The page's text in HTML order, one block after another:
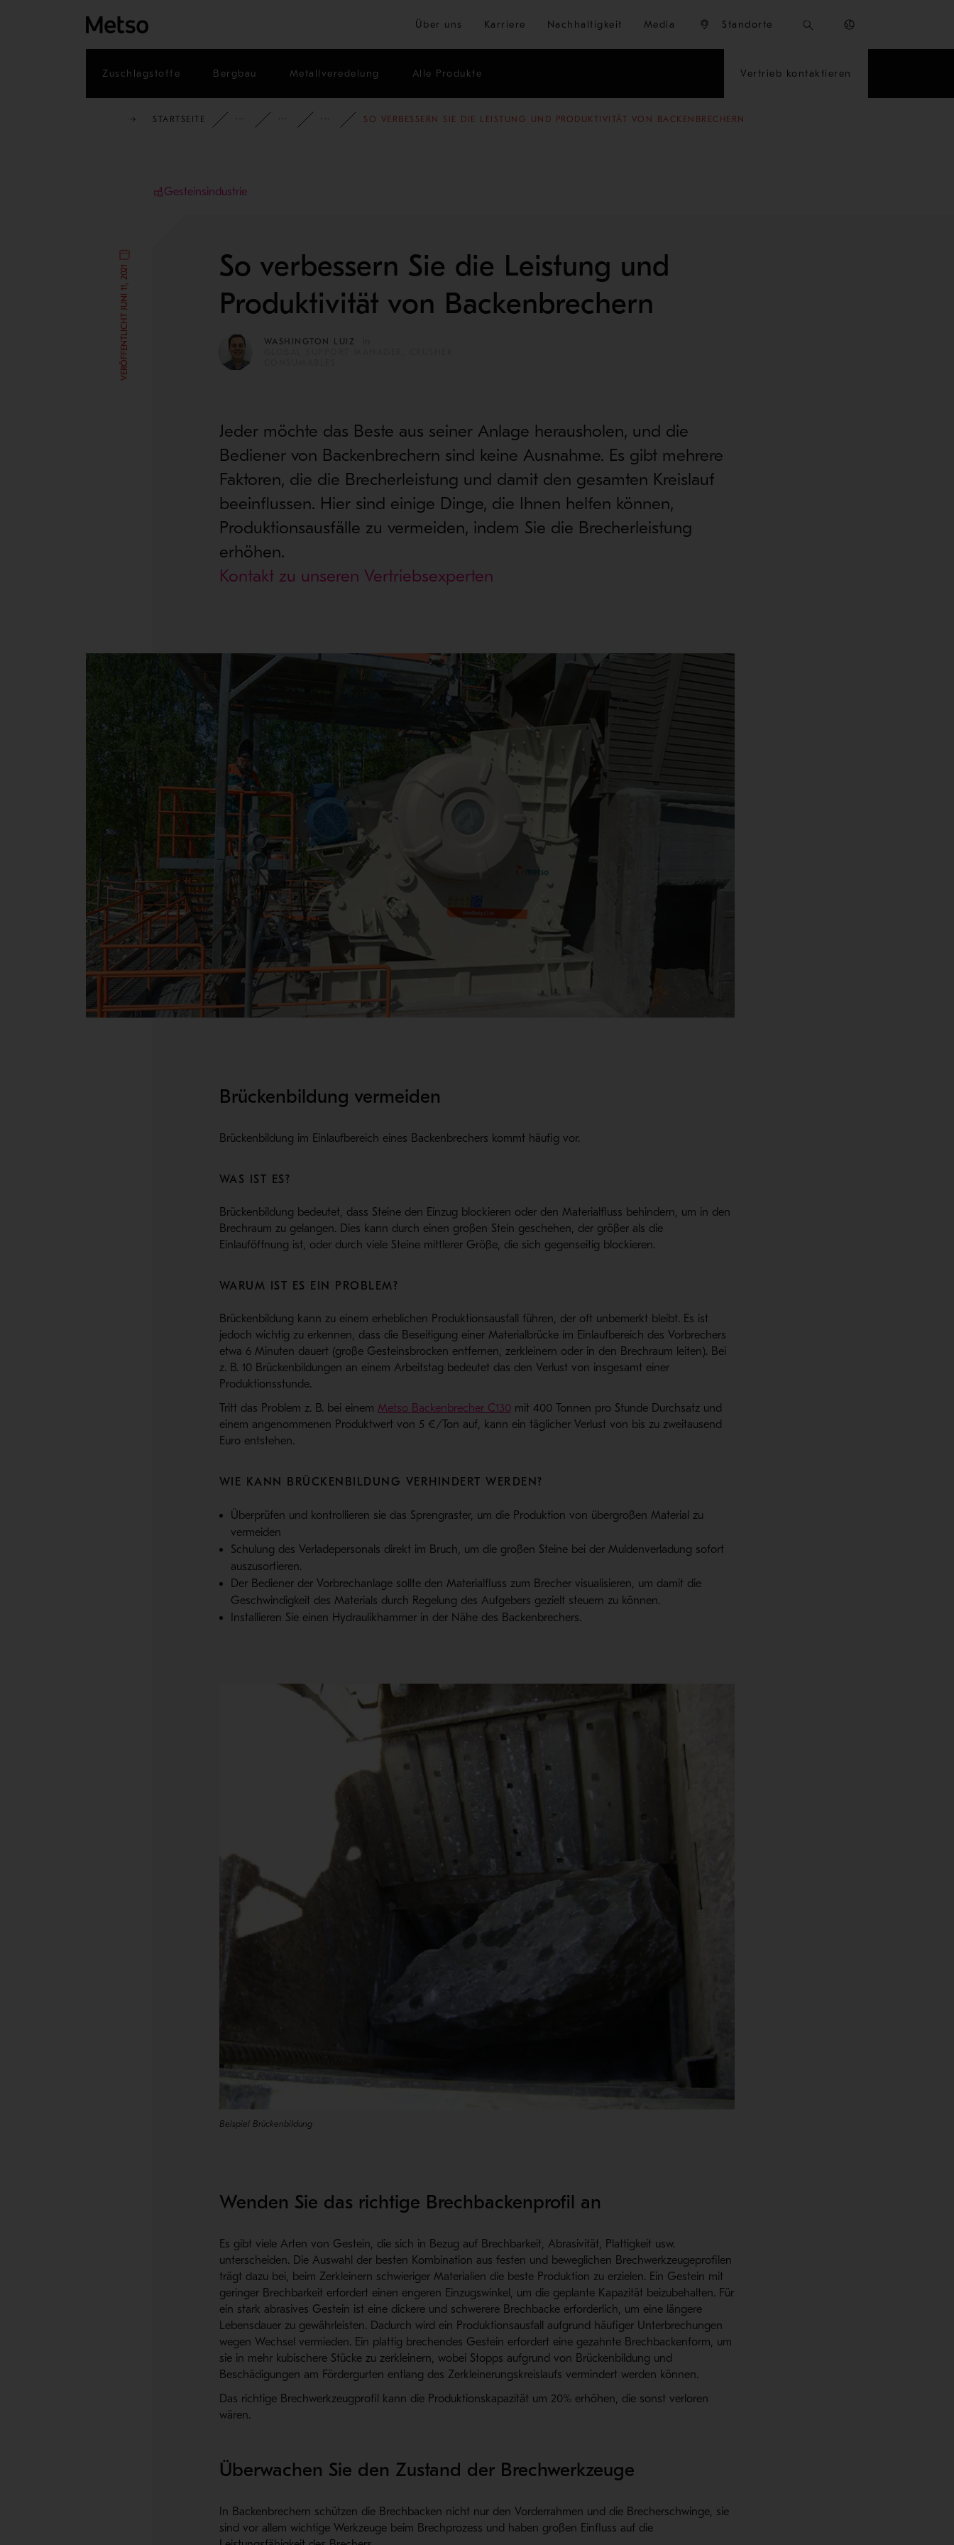
Zum Hauptinhalt springen
Über uns Karriere Nachhaltigkeit Media Standorte
Zuschlagstoffe Bergbau Metallveredelung Alle Produkte Vertrieb kontaktieren
STARTSEITE EINSICHTENBLOG BLOG - GESTEINSINDUSTRIE
SO VERBESSERN SIE DIE LEISTUNG UND PRODUKTIVITÄT VON BACKENBRECHERN
Gesteinsindustrie
VERÖFFENTLICHT JUNI 11, 2021
So verbessern Sie die Leistung und
Produktivität von Backenbrechern
WASHINGTON LUIZ
Jeder möchte das Beste aus seiner Anlage herausholen, und die
Bediener von Backenbrechern sind keine Ausnahme. Es gibt mehrere
Faktoren, die die Brecherleistung und damit den gesamten Kreislauf
beeinflussen. Hier sind einige Dinge, die Ihnen helfen können,
Produktionsausfälle zu vermeiden, indem Sie die Brecherleistung
erhöhen.
Kontakt zu unseren Vertriebsexperten
Brückenbildung vermeiden
Brückenbildung im Einlaufbereich eines Backenbrechers kommt häufig vor.
WAS IST ES?
Brückenbildung bedeutet, dass Steine den Einzug blockieren oder den Materialfluss behindern, um in den
Brechraum zu gelangen. Dies kann durch einen großen Stein geschehen, der größer als die
Einlauföffnung ist, oder durch viele Steine mittlerer Größe, die sich gegenseitig blockieren.
WARUM IST ES EIN PROBLEM?
Brückenbildung kann zu einem erheblichen Produktionsausfall führen, der oft unbemerkt bleibt. Es ist
jedoch wichtig zu erkennen, dass die Beseitigung einer Materialbrücke im Einlaufbereich des Vorbrechers
etwa 6 Minuten dauert (große Gesteinsbrocken entfernen, zerkleinern oder in den Brechraum leiten). Bei
z. B. 10 Brückenbildungen an einem Arbeitstag bedeutet das den Verlust von insgesamt einer
Produktionsstunde.
Tritt das Problem z. B. bei einem Metso Backenbrecher C130 mit 400 Tonnen pro Stunde Durchsatz und
einem angenommenen Produktwert von 5 €/Ton auf, kann ein täglicher Verlust von bis zu zweitausend
Euro entstehen.
WIE KANN BRÜCKENBILDUNG VERHINDERT WERDEN?
Überprüfen und kontrollieren sie das Sprengraster, um die Produktion von übergroßen Material zu
vermeiden
Schulung des Verladepersonals direkt im Bruch, um die großen Steine bei der Muldenverladung sofort
auszusortieren.
Der Bediener der Vorbrechanlage sollte den Materialfluss zum Brecher visualisieren, um damit die
Geschwindigkeit des Materials durch Regelung des Aufgebers gezielt steuern zu können.
Installieren Sie einen Hydraulikhammer in der Nähe des Backenbrechers.
Beispiel Brückenbildung
Wenden Sie das richtige Brechbackenprofil an
Es gibt viele Arten von Gestein, die sich in Bezug auf Brechbarkeit, Abrasivität, Plattigkeit usw.
unterscheiden. Die Auswahl der besten Kombination aus festen und beweglichen Brechwerkzeugeprofilen
trägt dazu bei, beim Zerkleinern schwieriger Materialien die beste Produktion zu erzielen. Ein Gestein mit
geringer Brechbarkeit erfordert einen engeren Einzugswinkel, um die geplante Kapazität beizubehalten. Für
ein stark abrasives Gestein ist eine dickere und schwerere Brechbacke erforderlich, um eine längere
Lebensdauer zu gewährleisten. Dadurch wird ein Produktionsausfall aufgrund häufiger Unterbrechungen
wegen Wechsel vermieden. Ein plattig brechendes Gestein erfordert eine gezahnte Brechbackenform, um
sie in mehr kubischere Stücke zu zerkleinern, wobei Stopps aufgrund von Brückenbildung und
Beschädigungen am Fördergurten entlang des Zerkleinerungskreislaufs vermindert werden können.
Das richtige Brechwerkzeugprofil kann die Produktionskapazität um 20% erhöhen, die sonst verloren
wären.
Überwachen Sie den Zustand der Brechwerkzeuge
In Backenbrechern schützen die Brechbacken nicht nur den Vorderrahmen und die Brecherschwinge, sie
sind vor allem wichtige Werkzeuge beim Brechprozess und haben großen Einfluss auf die